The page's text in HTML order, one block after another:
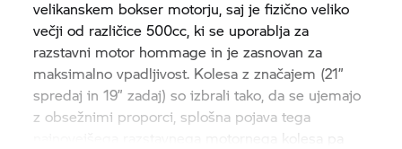
velikanskem bokser motorju, saj je fizično veliko
večji od različice 500cc, ki se uporablja za
razstavni motor hommage in je zasnovan za
maksimalno vpadljivost. Kolesa z značajem (21”
spredaj in 19” zadaj) so izbrali tako, da se ujemajo
z obsežnimi proporci, splošna pojava tega
najnovejšega razstavnega motornega kolesa pa